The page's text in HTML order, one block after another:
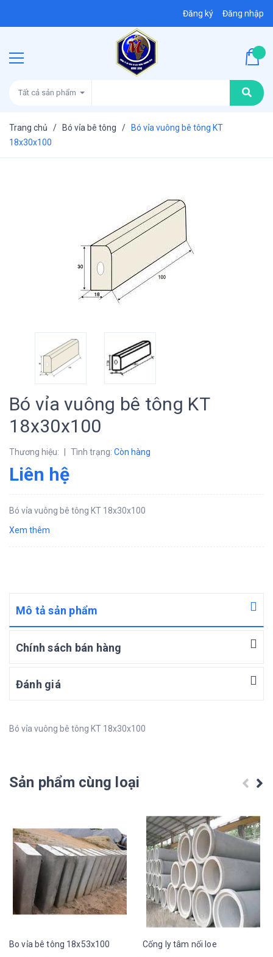
Đăng ký Đăng nhập
Tất cả sản phẩm
Trang chủ / Bó vỉa bê tông /
Bó vỉa vuông bê tông KT
18x30x100
Bó vỉa vuông bê tông KT
18x30x100
Thương hiệu: Tình trạng: Còn hàng
Liên hệ
Bó vỉa vuông bê tông KT 18x30x100
Xem thêm
Mô tả sản phẩm
Chính sách bán hàng
Đánh giá
Bó vỉa vuông bê tông KT 18x30x100
Sản phẩm cùng loại
Bo vỉa bê tông 18x53x100 Cống ly tâm nối loe